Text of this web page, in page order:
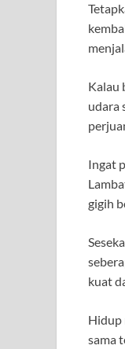
Kalau
udara
Ingat
gigih
kuat
Hidup
sama